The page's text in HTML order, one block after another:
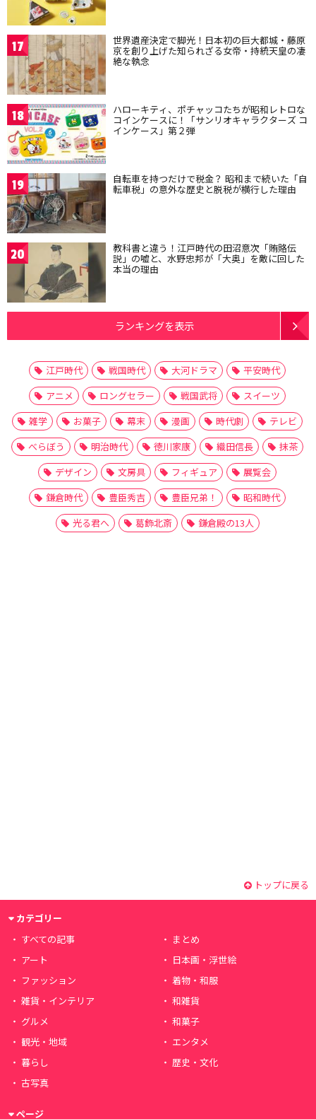
17 世界遺産決定で脚光！日本初の巨大都城・藤原
京を創り上げた知られざる女帝・持統天皇の凄
絶な執念
18 ハローキティ、ポチャッコたちが昭和レトロな
コインケースに！「サンリオキャラクターズ コ
インケース」第２弾
19 自転車を持つだけで税金？ 昭和まで続いた「自
転車税」の意外な歴史と脱税が横行した理由
20 教科書と違う！江戸時代の田沼意次「賄賂伝
説」の嘘と、水野忠邦が「大奥」を敵に回した
本当の理由
ランキングを表示
江戸時代 戦国時代 大河ドラマ
平安時代
アニメ
ロングセラー 戦国武将
スイーツ
雑学
お菓子 幕末 漫画 時代劇
テレビ
べらぼう
明治時代 徳川家康 織田信長
抹茶
デザイン
文房具 フィギュア
展覧会
鎌倉時代
豊臣秀吉 豊臣兄弟！
昭和時代
光る君へ
葛飾北斎 鎌倉殿の13人
トップに戻る
カテゴリー
すべての記事
まとめ
アート
日本画・浮世絵
ファッション
着物・和服
雑貨・インテリア
和雑貨
グルメ
和菓子
観光・地域
エンタメ
暮らし
歴史・文化
古写真
ページ